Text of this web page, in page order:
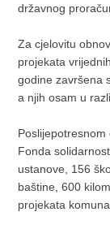
državnog
Za cjelovitu
projekata
godine završena
a njih osam u
Fonda
ustanove, 156
baštine, 600
projekata